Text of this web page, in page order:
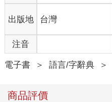
出版地 台灣
注音
電子書 ＞ 語言/字辭典 ＞
商品評價